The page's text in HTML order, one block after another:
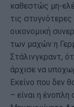
καθεστώς μη-
τις
οικονομική
των μαχών η
Στάλινγκραντ,
άρχισε να
Εκείνο που δεν
– είναι η